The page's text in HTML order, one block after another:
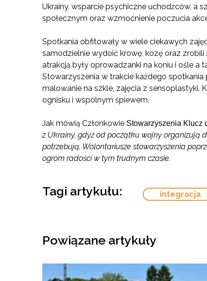
Ukrainy, wsparcie psychiczne uchodźców, a
społecznym oraz wzmocnienie poczucia
Spotkania obfitowały w wiele ciekawych
samodzielnie wydoić krowę, kozę oraz
atrakcją były oprowadzanki na koniu i ośle a
Stowarzyszenia w trakcie każdego
malowanie na szkle, zajęcia z sensoplastyki.
ognisku i wspólnym śpiewem.
Jak mówią Członkowie Stowarzyszenia Klucz
z Ukrainy, gdyż od początku wojny organizują
potrzebują. Wolontariusze stowarzyszenia
ogrom radości w tym trudnym czasie.
Tagi artykułu: integracja
Powiązane artykuły